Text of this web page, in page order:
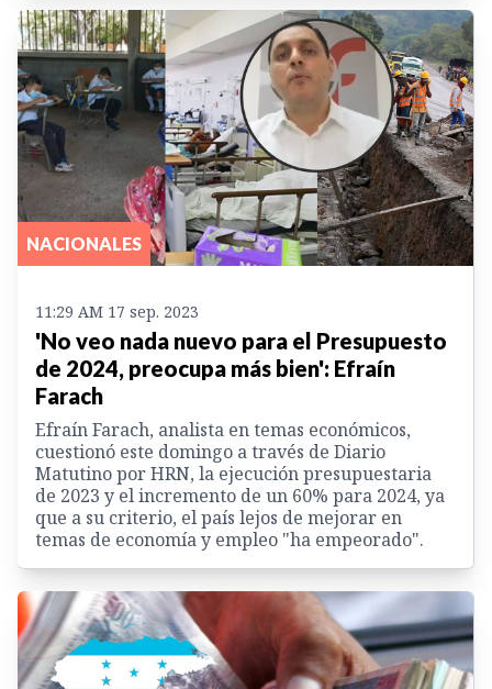
NACIONALES
11:29 AM 17 sep. 2023
'No veo nada nuevo para el Presupuesto
de 2024, preocupa más bien': Efraín
Farach
Efraín Farach, analista en temas económicos,
cuestionó este domingo a través de Diario
Matutino por HRN, la ejecución presupuestaria
de 2023 y el incremento de un 60% para 2024, ya
que a su criterio, el país lejos de mejorar en
temas de economía y empleo "ha empeorado".